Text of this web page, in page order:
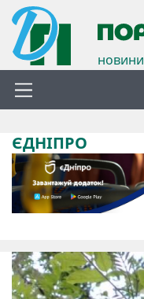
ЄДНІПРО